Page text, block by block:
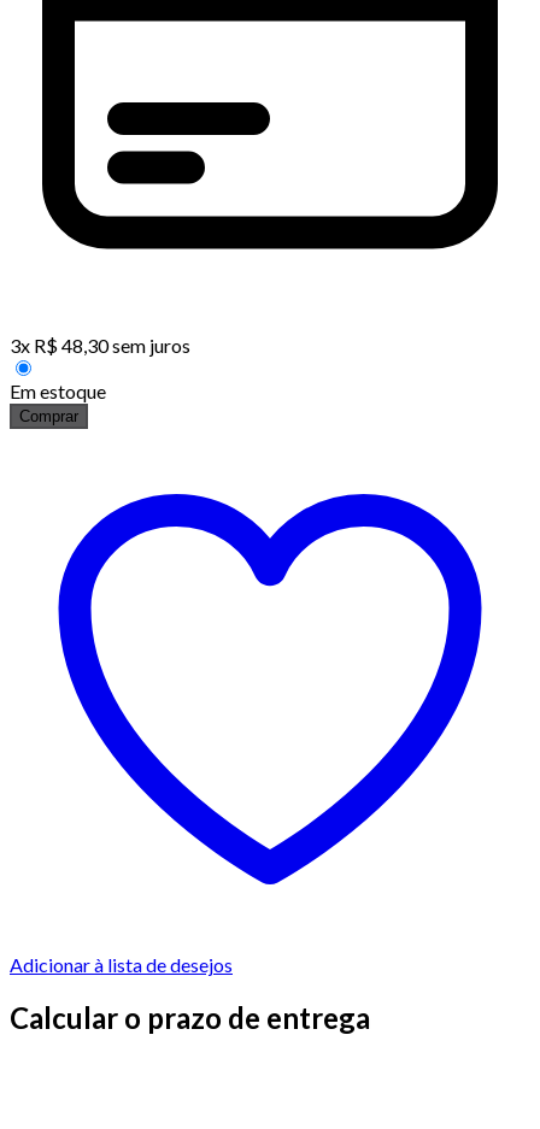
3x R$48,30sem juros
Em estoque
Comprar
Adicionar à lista de desejos
Calcular o prazo de entrega